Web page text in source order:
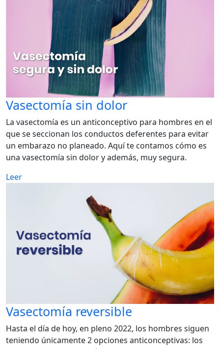
Vasectomía sin dolor
La vasectomía es un anticonceptivo para hombres en el
que se seccionan los conductos deferentes para evitar
un embarazo no planeado. Aquí te contamos cómo es
una vasectomía sin dolor y además, muy segura.
Leer
Vasectomía reversible
Hasta el día de hoy, en pleno 2022, los hombres siguen
teniendo únicamente 2 opciones anticonceptivas: los